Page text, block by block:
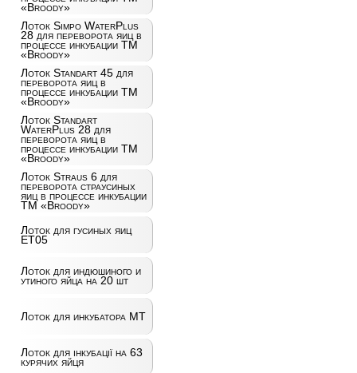
«Broody»
Лоток Simpo WaterPlus
28 для переворота яиц в
процессе инкубации ТМ
«Broody»
Лоток Standart 45 для
переворота яиц в
процессе инкубации ТМ
«Broody»
Лоток Standart
WaterPlus 28 для
переворота яиц в
процессе инкубации ТМ
«Broody»
Лоток Straus 6 для
переворота страусиных
яиц в процессе инкубации
ТМ «Broody»
Лоток для гусиных яиц
ET05
Лоток для индюшиного и
утиного яйца на 20 шт
Лоток для инкубатора MT
Лоток для інкубації на 63
курячих яйця